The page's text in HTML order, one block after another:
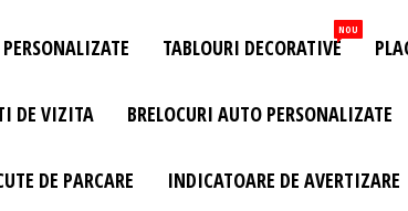
TABLOURI DECORATIVE
NOU
DE VIZITA BRELOCURI AUTO PERSONALIZATE
DE PARCARE INDICATOARE DE AVERTIZARE